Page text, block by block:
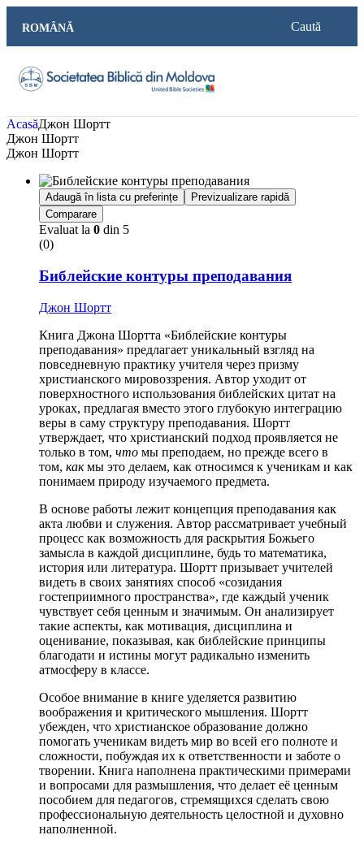
ROMÂNĂ Caută
AcasăДжон Шортт
Джон Шортт
Джон Шортт
Adaugă în lista cu preferințe
Previzualizare rapidă
Comparare
Evaluat la 0 din 5
(0)
Библейские контуры преподавания
Джон Шортт
Книга Джона Шортта «Библейские контуры
преподавания» предлагает уникальный взгляд на
повседневную практику учителя через призму
христианского мировоззрения. Автор уходит от
поверхностного использования библейских цитат на
уроках, предлагая вместо этого глубокую интеграцию
веры в саму структуру преподавания. Шортт
утверждает, что христианский подход проявляется не
только в том, что мы преподаем, но прежде всего в
том, какмы это делаем, как относимся к ученикам и как
понимаем природу изучаемого предмета.
В основе работы лежит концепция преподавания как
акта любви и служения. Автор рассматривает учебный
процесс как возможность для раскрытия Божьего
замысла в каждой дисциплине, будь то математика,
история или литература. Шортт призывает учителей
видеть в своих занятиях способ «созидания
гостеприимного пространства», где каждый ученик
чувствует себя ценным и значимым. Он анализирует
такие аспекты, как мотивация, дисциплина и
оценивание, показывая, как библейские принципы
благодати и истины могут радикально изменить
атмосферу в классе.
Особое внимание в книге уделяется развитию
воображения и критического мышления. Шортт
убежден, что христианское образование должно
помогать ученикам видеть мир во всей его полноте и
сложности, побуждая их к ответственности и заботе о
творении. Книга наполнена практическими примерами
и вопросами для размышления, что делает её ценным
пособием для педагогов, стремящихся сделать свою
профессиональную деятельность целостной и духовно
наполненной.